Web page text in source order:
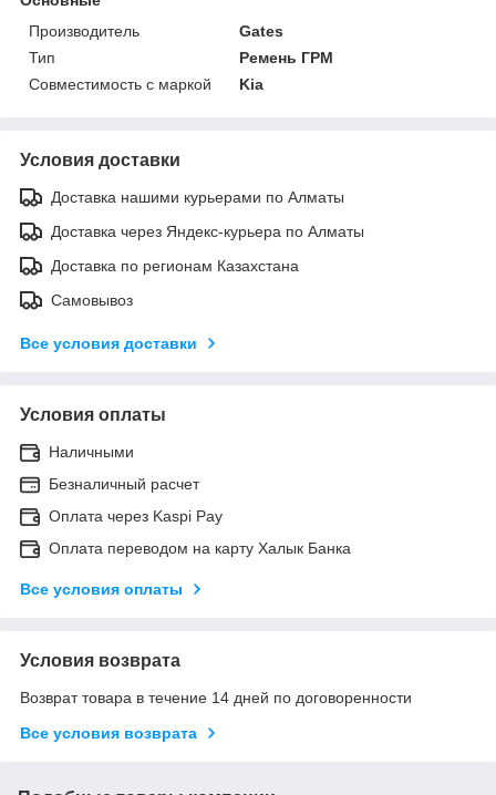
Производитель
Gates
Тип
Ремень ГРМ
Совместимость с маркой
Kia
Условия доставки
Доставка нашими курьерами по Алматы
Доставка через Яндекс-курьера по Алматы
Доставка по регионам Казахстана
Самовывоз
Все условия доставки
Условия оплаты
Наличными
Безналичный расчет
Оплата через Kaspi Pay
Оплата переводом на карту Халык Банка
Все условия оплаты
Условия возврата
Возврат товара в течение 14 дней по договоренности
Все условия возврата